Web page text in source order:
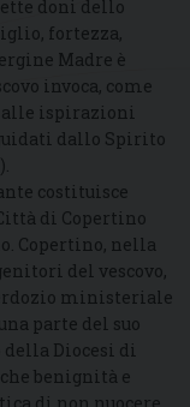
doni dello
fortezza,
Madre è
invoca, come
alle ispirazioni
dallo Spirito
costituisce
di Copertino
Copertino, nella
del vescovo,
ministeriale
parte del suo
Diocesi di
benignità e
di non nuocere